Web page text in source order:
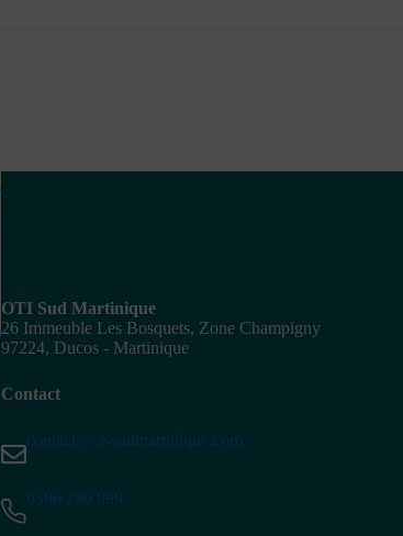
OTI Sud Martinique
26 Immeuble Les Bosquets, Zone Champigny
97224, Ducos - Martinique
Contact
contact@ot-sudmartinique.com
0596 280 999